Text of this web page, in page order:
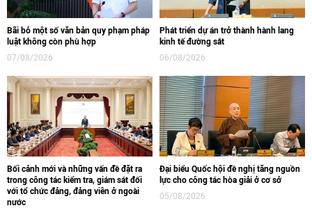
Bãi bỏ một số văn bản quy phạm pháp
luật không còn phù hợp
07/08/2026
Phát triển dự án trở thành hành lang
kinh tế đường sắt
06/08/2026
Bối cảnh mới và những vấn đề đặt ra
trong công tác kiểm tra, giám sát đối
với tổ chức đảng, đảng viên ở ngoài
nước
Đại biểu Quốc hội đề nghị tăng nguồn
lực cho công tác hòa giải ở cơ sở
05/08/2026